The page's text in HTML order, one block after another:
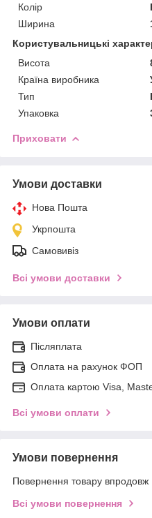
Колір
Ширина
Користувальницькі
Висота
Країна виробника
Тип
Упаковка
Приховати
Умови доставки
Нова Пошта
Укрпошта
Самовивіз
Всі умови доставки
Умови оплати
Післяплата
Оплата на рахунок ФОП
Оплата картою Visa,
Всі умови оплати
Умови повернення
Повернення товару впродовж
Всі умови повернення